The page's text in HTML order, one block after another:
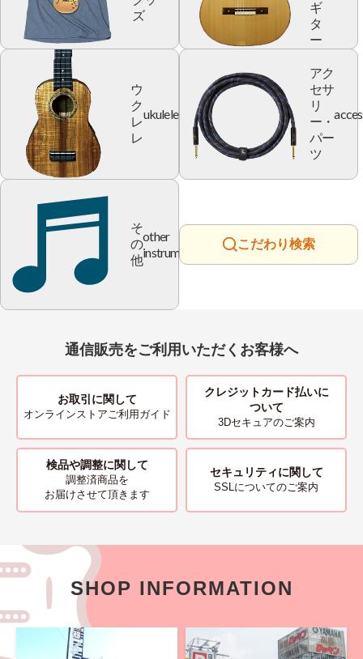
ズ
ギ
タ
ー
ウ
ク
レ
レ
ukulele
アク
セサ
リ
ー・
パー
ツ
そ
の
他
other
instrument
こだわり検索
通信販売をご利用いただくお客様へ
お取引に関して
オンラインストアご利用ガイド
クレジットカード払いに
ついて
3Dセキュアのご案内
検品や調整に関して
調整済商品を
お届けさせて頂きます
セキュリティに関して
SSLについてのご案内
SHOP INFORMATION